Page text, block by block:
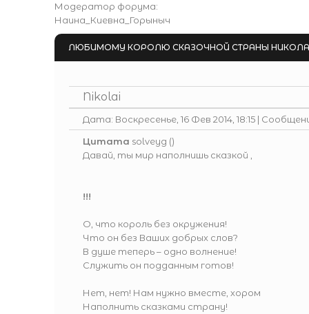
Модератор форума:
Наина_Киевна_Горыныч
ЛЮБИМОМУ КОРОЛЮ СКАЗОЧНОЙ СТРАНЫ
Nikolai
Дата: Воскресенье, 16 Фев 2014, 18:15 |
Цитата solveyg ()
Давай, ты мир наполнишь сказкой ,
!!!
О, что король без окружения!
Что он без Ваших добрых слов?
В душе теперь – одно волнение!
Служить он подданным готов!
Нет, нет! Нам нужно вместе, хором
Наполнить сказками страну!